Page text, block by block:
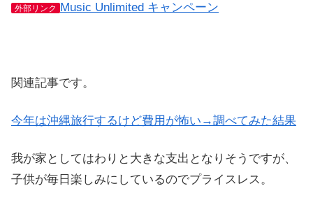
外部リンク Music Unlimited キャンペーン
関連記事です。
今年は沖縄旅行するけど費用が怖い→調べてみた結果
我が家としてはわりと大きな支出となりそうですが、
子供が毎日楽しみにしているのでプライスレス。